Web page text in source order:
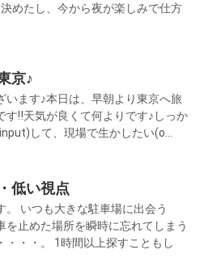
めたし、今から夜が楽しみで仕方
京♪
います♪本日は、早朝より東京へ旅
す‼天気が良くて何よりです♪しっか
して、現場で生かしたい(o...
低い視点
。 いつも大きな駐車場に出会う
を止めた場所を瞬時に忘れてしまう
・・・。 1時間以上探すこともし